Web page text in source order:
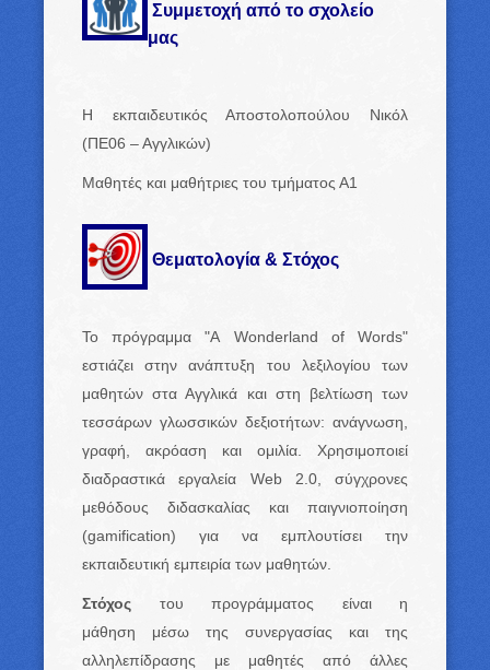
Συμμετοχή από το σχολείο
μας
Η εκπαιδευτικός Αποστολοπούλου Νικόλ
(ΠΕ06 – Αγγλικών)
Μαθητές και μαθήτριες του τμήματος Α1
Θεματολογία & Στόχος
Το πρόγραμμα "A Wonderland of Words"
εστιάζει στην ανάπτυξη του λεξιλογίου των
μαθητών στα Αγγλικά και στη βελτίωση των
τεσσάρων γλωσσικών δεξιοτήτων: ανάγνωση,
γραφή, ακρόαση και ομιλία. Χρησιμοποιεί
διαδραστικά εργαλεία Web 2.0, σύγχρονες
μεθόδους διδασκαλίας και παιγνιοποίηση
(gamification) για να εμπλουτίσει την
εκπαιδευτική εμπειρία των μαθητών.
Στόχος του προγράμματος είναι η
μάθηση μέσω της συνεργασίας και της
αλληλεπίδρασης με μαθητές από άλλες